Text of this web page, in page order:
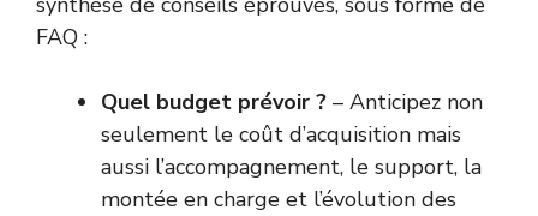
FAQ :
Quel budget prévoir ? – Anticipez non
seulement le coût d’acquisition mais
aussi l’accompagnement, le support, la
montée en charge et l’évolution des